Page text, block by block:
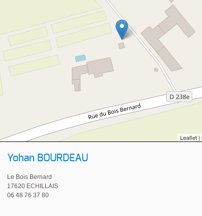
Leaflet |
Yohan BOURDEAU
Le Bois Bernard
17620 ECHILLAIS
06 48 76 37 80